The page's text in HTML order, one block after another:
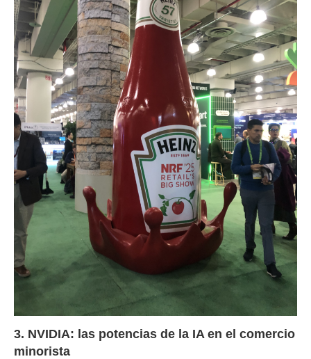
3. NVIDIA: las potencias de la IA en el comercio
minorista